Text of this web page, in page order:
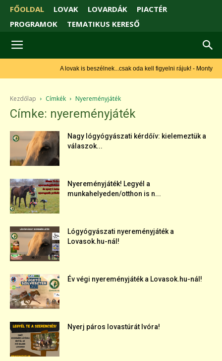
FŐOLDAL LOVAK LOVARDÁK
PIACTÉR
PROGRAMOK
TEMATIKUS KERESŐ
A lovak is beszélnek...csak oda kell figyelni rájuk! - Monty Roberts
Kezdőlap Címkék Nyereményjáték
Címke: nyereményjáték
Nagy lógyógyászati kérdőív: kielemeztük a
válaszok...
Nyereményjáték! Legyél a
munkahelyeden/otthon is n...
Lógyógyászati nyereményjáték a
Lovasok.hu-nál!
Év végi nyereményjáték a Lovasok.hu-nál!
Nyerj páros lovastúrát Ivóra!